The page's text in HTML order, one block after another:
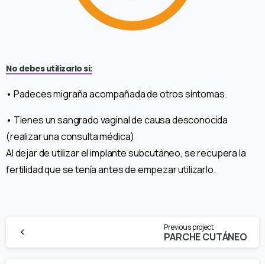
No debes utilizarlo si:
• Padeces migraña acompañada de otros síntomas.
• Tienes un sangrado vaginal de causa desconocida
(realizar una consulta médica)
Al dejar de utilizar el implante subcutáneo, se recupera la
fertilidad que se tenía antes de empezar utilizarlo.
Reading
Previous project
PARCHE CUTÁNEO